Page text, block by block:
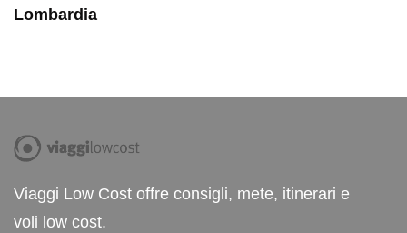
Lombardia
Viaggi Low Cost offre consigli, mete, itinerari e
voli low cost.